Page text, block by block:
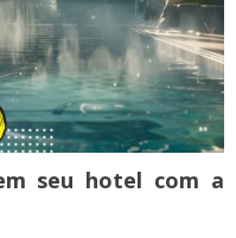
seu hotel com a